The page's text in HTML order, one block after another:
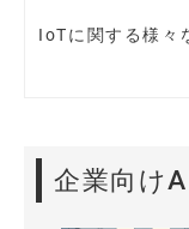
IoTに関する様々
企業向け